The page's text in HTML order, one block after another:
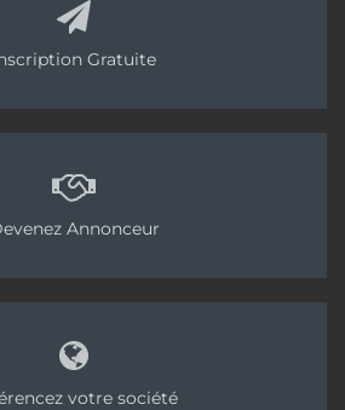
propose la PLD182.1,
à eau et à sec, allant
2 300 W, avec une longue
Gratuite
Annonceur
votre société